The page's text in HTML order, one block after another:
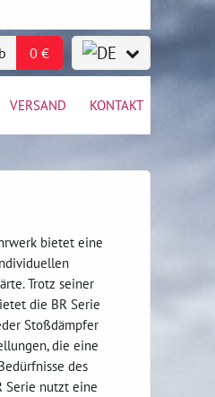
0 €
VERSAND KONTAKT
bietet eine
Trotz seiner
die BR Serie
Stoßdämpfer
die eine
des
Serie nutzt eine